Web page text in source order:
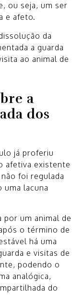
ou seja, um ser
e afeto.
da
a guarda
ao animal de
a
dos
já proferiu
afetiva existente
foi regulada
uma lacuna
por um animal de
o término de
há uma
e visitas de
podendo o
analógica,
do